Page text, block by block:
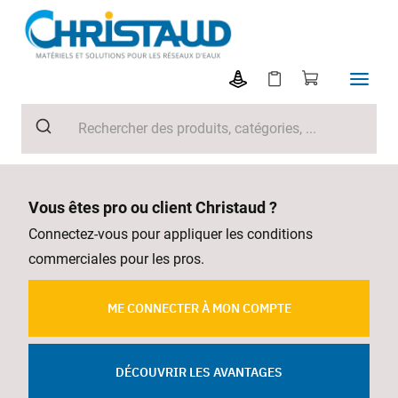
Vous êtes pro ou client Christaud ?
Connectez-vous pour appliquer les conditions
commerciales pour les pros.
ME CONNECTER À MON COMPTE
DÉCOUVRIR LES AVANTAGES